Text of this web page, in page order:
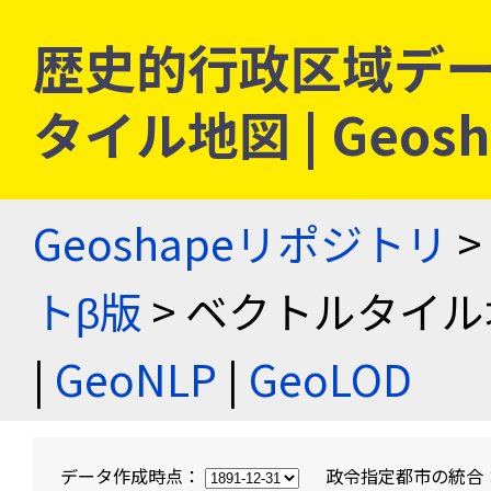
歴史的行政区域デ
タイル地図 |
Geoshapeリポジトリ >
トβ版 > ベクトルタイ
| GeoNLP | GeoLOD
データ作成時点： 政令指定都市の統